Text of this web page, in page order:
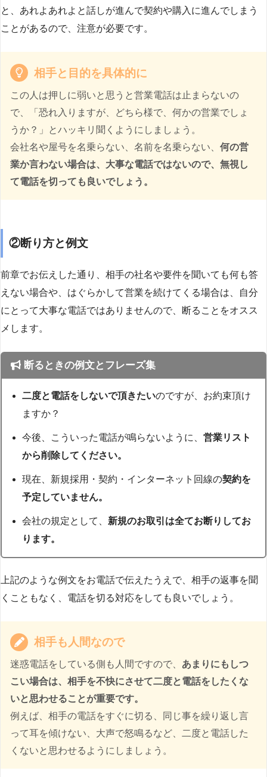
と、あれよあれよと話しが進んで契約や購入に進んでしまう
ことがあるので、注意が必要です。
相手と目的を具体的に
この人は押しに弱いと思うと営業電話は止まらないの
で、「恐れ入りますが、どちら様で、何かの営業でしょ
うか？」とハッキリ聞くようにしましょう。
会社名や屋号を名乗らない、名前を名乗らない、 何の営
業か言わない場合は、大事な電話ではないので、無視し
て電話を切っても良いでしょう。
②断り方と例文
前章でお伝えした通り、相手の社名や要件を聞いても何も答
えない場合や、はぐらかして営業を続けてくる場合は、自分
にとって大事な電話ではありませんので、断ることをオスス
メします。
断るときの例文とフレーズ集
二度と電話をしないで頂きたいのですが、お約束頂け
ますか？
今後、こういった電話が鳴らないように、営業リスト
から削除してください。
現在、新規採用・契約・インターネット回線の契約を
予定していません。
会社の規定として、 新規のお取引は全てお断りしてお
ります。
上記のような例文をお電話で伝えたうえで、相手の返事を聞
くこともなく、電話を切る対応をしても良いでしょう。
相手も人間なので
迷惑電話をしている側も人間ですので、 あまりにもしつ
こい場合は、相手を不快にさせて二度と電話をしたくな
いと思わせることが重要です。
例えば、相手の電話をすぐに切る、同じ事を繰り返し言
って耳を傾けない、大声で怒鳴るなど、二度と電話した
くないと思わせるようにしましょう。